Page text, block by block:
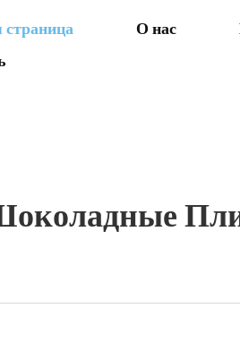
О нас